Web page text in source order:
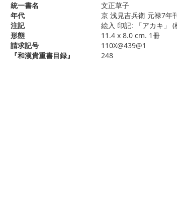
統一書名
文正草子
年代
京 浅見吉兵衛 元禄7年
注記
絵入 印記: 「アカキ」
形態
11.4 x 8.0 cm. 1冊
請求記号
110X@439@1
『和漢貴重書目録』
248